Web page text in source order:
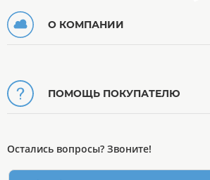
О КОМПАНИИ
ПОМОЩЬ ПОКУПАТЕЛЮ
Остались вопросы? Звоните!